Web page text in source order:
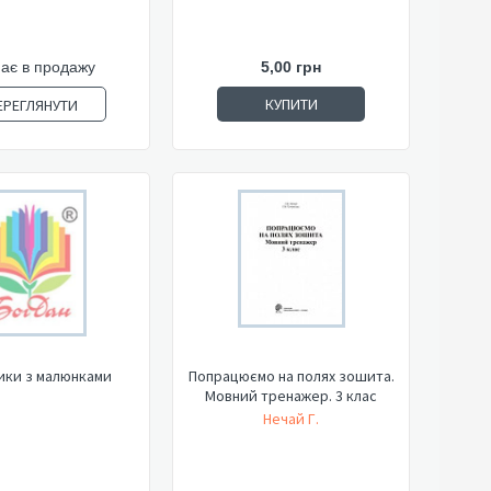
в продажу 5,00 грн
КУПИТИ
з малюнками
Попрацюємо на полях зошита.
Мовний тренажер. 3 клас
Нечай Г.